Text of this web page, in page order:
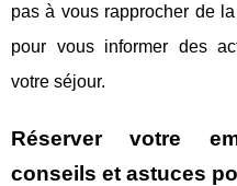
pas à vous rapprocher de
pour vous informer des
votre séjour.
Réserver votre
conseils et astuces